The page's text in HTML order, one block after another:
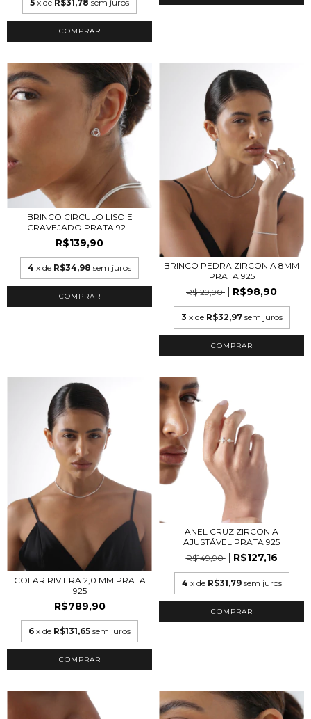
5 x de R$31,78 sem juros
COMPRAR
BRINCO CIRCULO LISO E
CRAVEJADO PRATA 92...
R$139,90
4 x de R$34,98 sem juros
BRINCO PEDRA ZIRCONIA 8MM
PRATA 925
R$129,90
R$98,90
3 x de R$32,97 sem juros
COLAR RIVIERA 2,0 MM PRATA
925
R$789,90
6 x de R$131,65 sem juros
ANEL CRUZ ZIRCONIA
AJUSTÁVEL PRATA 925
R$149,90
R$127,16
4 x de R$31,79 sem juros